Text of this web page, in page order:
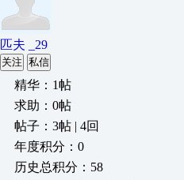
匹夫 _29
关注 私信
精华：1帖
求助：0帖
帖子：3帖 | 4回
年度积分：0
历史总积分：58